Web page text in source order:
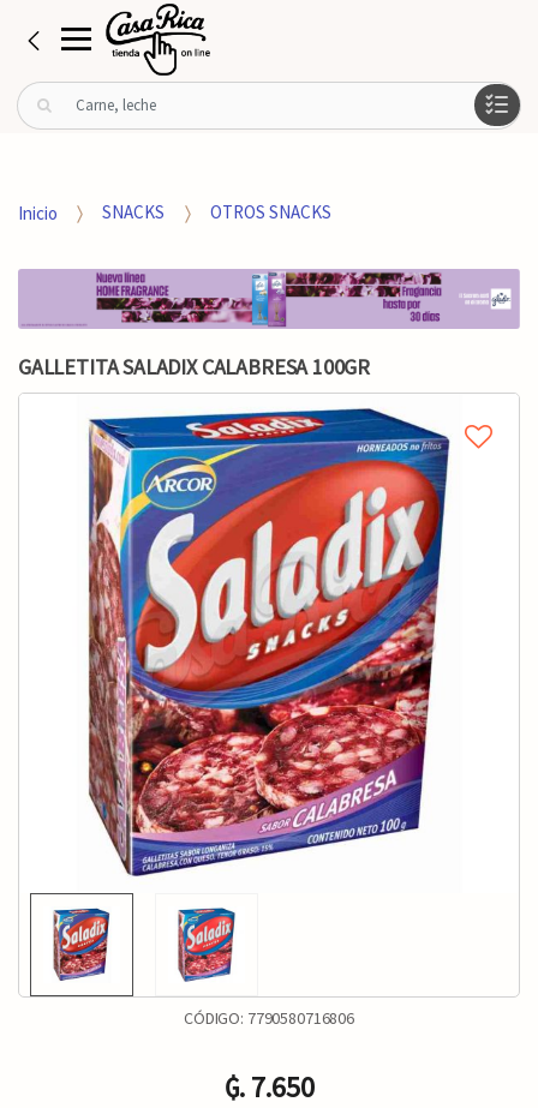
B
u
r
o
Inicio SNACKS OTROS SNACKS
GALLETITA SALADIX CALABRESA 100GR
CÓDIGO: 7790580716806
₲. 7.650